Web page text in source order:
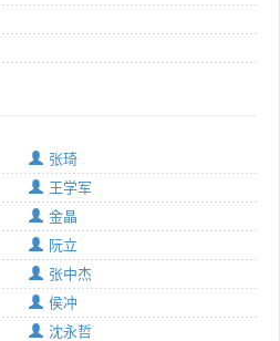
张琦
王学军
金晶
阮立
张中杰
侯冲
沈永哲